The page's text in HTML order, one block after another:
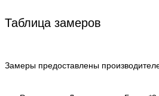
Таблица замеров
Замеры предоставлены